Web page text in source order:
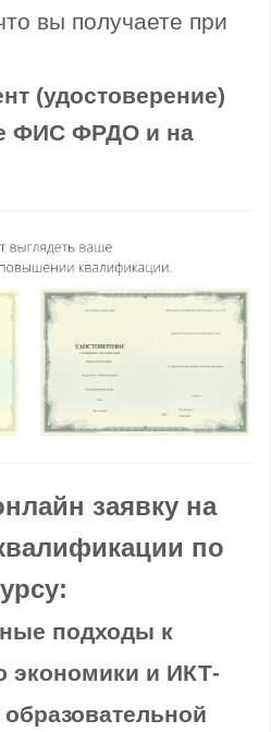
вы получаете при
(удостоверение)
ФИС ФРДО и на
заявку на
по
подходы к
экономики и ИКТ-